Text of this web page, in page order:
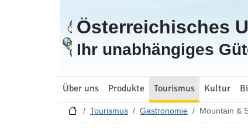
Zur Startseite
Österreichisches
Ihr unabhängiges
Über uns Produkte Tourismus Kultur
Tourismus Gastronomie Mountain &